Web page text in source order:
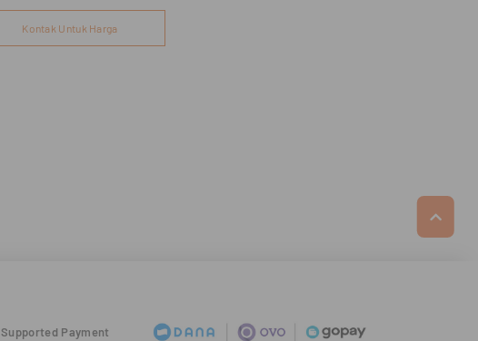
Kontak Untuk Harga
Supported Payment